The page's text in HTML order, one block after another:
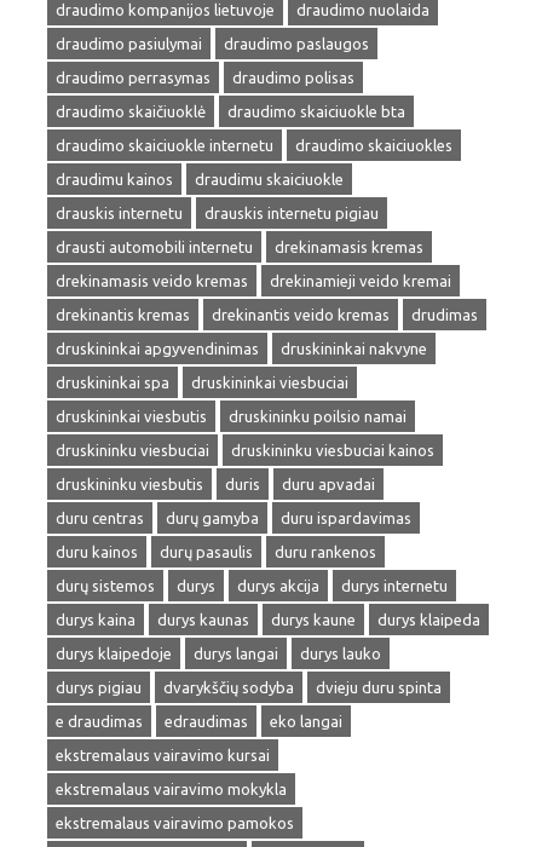
draudimo kompanijos lietuvoje
draudimo nuolaida
draudimo pasiulymai
draudimo paslaugos
draudimo perrasymas
draudimo polisas
draudimo skaičiuoklė
draudimo skaiciuokle bta
draudimo skaiciuokle internetu
draudimo skaiciuokles
draudimu kainos
draudimu skaiciuokle
drauskis internetu
drauskis internetu pigiau
drausti automobili internetu
drekinamasis kremas
drekinamasis veido kremas
drekinamieji veido kremai
drekinantis kremas
drekinantis veido kremas
drudimas
druskininkai apgyvendinimas
druskininkai nakvyne
druskininkai spa
druskininkai viesbuciai
druskininkai viesbutis
druskininku poilsio namai
druskininku viesbuciai
druskininku viesbuciai kainos
druskininku viesbutis
duris
duru apvadai
duru centras
durų gamyba
duru ispardavimas
duru kainos
durų pasaulis
duru rankenos
durų sistemos
durys durys akcija
durys internetu
durys kaina
durys kaunas durys kaune
durys klaipeda
durys klaipedoje
durys langai
durys lauko
durys pigiau
dvarykščių sodyba
dvieju duru spinta
e draudimas
edraudimas
eko langai
ekstremalaus vairavimo kursai
ekstremalaus vairavimo mokykla
ekstremalaus vairavimo pamokos